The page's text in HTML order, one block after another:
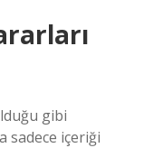
gibi
sadece içeriği